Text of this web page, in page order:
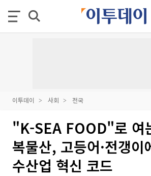
이투데이 사회 전국
"K-SEA FOOD"로 여
복물산, 고등어·전갱이
수산업 혁신 코드